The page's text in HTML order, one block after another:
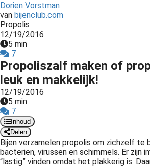
Dorien Vorstman
van bijenclub.com
Propolis
12/19/2016
5 min
7
Propoliszalf maken of
leuk en makkelijk!
12/19/2016
5 min
7
Inhoud
Delen
Bijen verzamelen propolis om zichzelf te
bacteriën, virussen en schimmels. Er zijn
“lastig” vinden omdat het plakkerig is.